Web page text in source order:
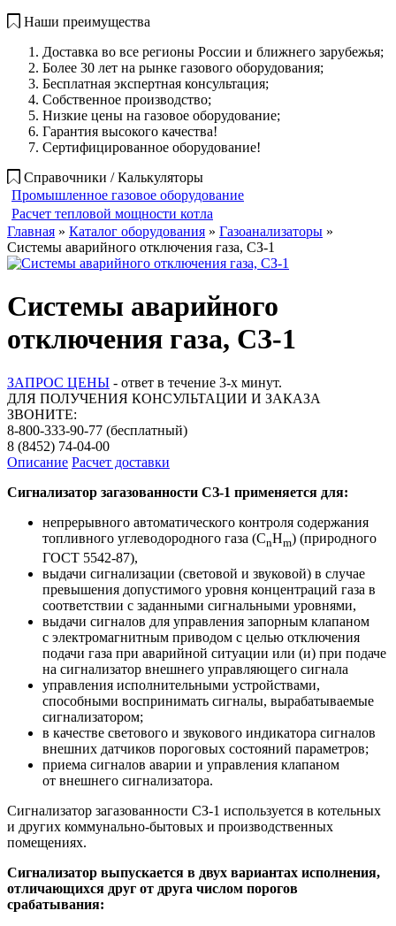
Наши преимущества
Доставка во все регионы России и ближнего зарубежья;
Более 30 лет на рынке газового оборудования;
Бесплатная экспертная консультация;
Собственное производство;
Низкие цены на газовое оборудование;
Гарантия высокого качества!
Сертифицированное оборудование!
Справочники / Калькуляторы
Промышленное газовое оборудование
Расчет тепловой мощности котла
Главная » Каталог оборудования » Газоанализаторы »
Системы аварийного отключения газа, СЗ-1
Системы аварийного
отключения газа, СЗ-1
ЗАПРОС ЦЕНЫ - ответ в течение 3-х минут.
ДЛЯ ПОЛУЧЕНИЯ КОНСУЛЬТАЦИИ И ЗАКАЗА
ЗВОНИТЕ:
8-800-333-90-77 (бесплатный)
8 (8452) 74-04-00
Описание Расчет доставки
Сигнализатор загазованности СЗ-1 применяется для:
непрерывного автоматического контроля содержания
топливного углеводородного газа (CnHm) (природного
ГОСТ 5542-87),
выдачи сигнализации (световой и звуковой) в случае
превышения допустимого уровня концентраций газа в
соответствии с заданными сигнальными уровнями,
выдачи сигналов для управления запорным клапаном
с электромагнитным приводом с целью отключения
подачи газа при аварийной ситуации или (и) при подаче
на сигнализатор внешнего управляющего сигнала
управления исполнительными устройствами,
способными воспринимать сигналы, вырабатываемые
сигнализатором;
в качестве светового и звукового индикатора сигналов
внешних датчиков пороговых состояний параметров;
приема сигналов аварии и управления клапаном
от внешнего сигнализатора.
Сигнализатор загазованности СЗ-1 используется в котельных
и других коммунально-бытовых и производственных
помещениях.
Сигнализатор выпускается в двух вариантах исполнения,
отличающихся друг от друга числом порогов
срабатывания: